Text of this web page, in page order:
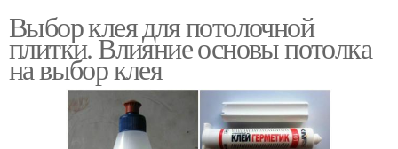
Выбор клея для потолочной
плитки. Влияние основы потолка
на выбор клея